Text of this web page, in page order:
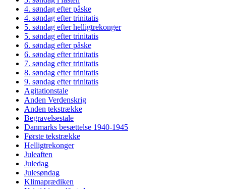
4. søndag efter påske
4. søndag efter trinitatis
5. søndag efter helligtrekonger
5. søndag efter trinitatis
6. søndag efter påske
6. søndag efter trinitatis
7. søndag efter trinitatis
8. søndag efter trinitatis
9. søndag efter trinitatis
Agitationstale
Anden Verdenskrig
Anden tekstrække
Begravelsestale
Danmarks besættelse 1940-1945
Første tekstrække
Helligtrekonger
Juleaften
Juledag
Julesøndag
Klimaprædiken